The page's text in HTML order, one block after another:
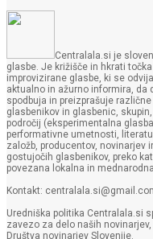
Centralala.si je
glasbe. Je križišče in hkrati
improvizirane glasbe, ki se
aktualno in ažurno informira, da
spodbuja in preizprašuje
glasbenikov in glasbenic,
področij (eksperimentalna
performativne umetnosti,
založb, producentov, novinarjev
gostujočih glasbenikov, preko
povezana lokalna in
Kontakt:
Uredniška politika Centralala.si
zavezo za delo naših
Društva novinarjev Slovenije.